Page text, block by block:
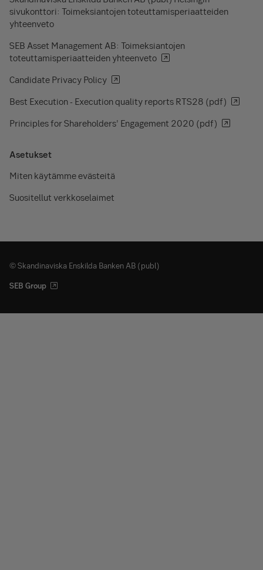
sivukonttori: Toimeksiantojen toteuttamisperiaatteiden
yhteenveto
SEB Asset Management AB: Toimeksiantojen
toteuttamisperiaatteiden yhteenveto
Candidate Privacy Policy
Best Execution - Execution quality reports RTS28 (pdf)
Principles for Shareholders’ Engagement 2020 (pdf)
Asetukset
Miten käytämme evästeitä
Suositellut verkkoselaimet
© Skandinaviska Enskilda Banken AB (publ)
SEB Group